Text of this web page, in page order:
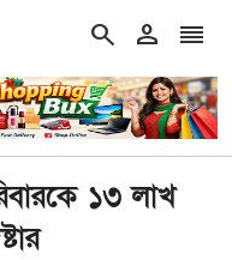
search person reorder
চেষ্টা করছে: মির্জা
১৩ লাখ